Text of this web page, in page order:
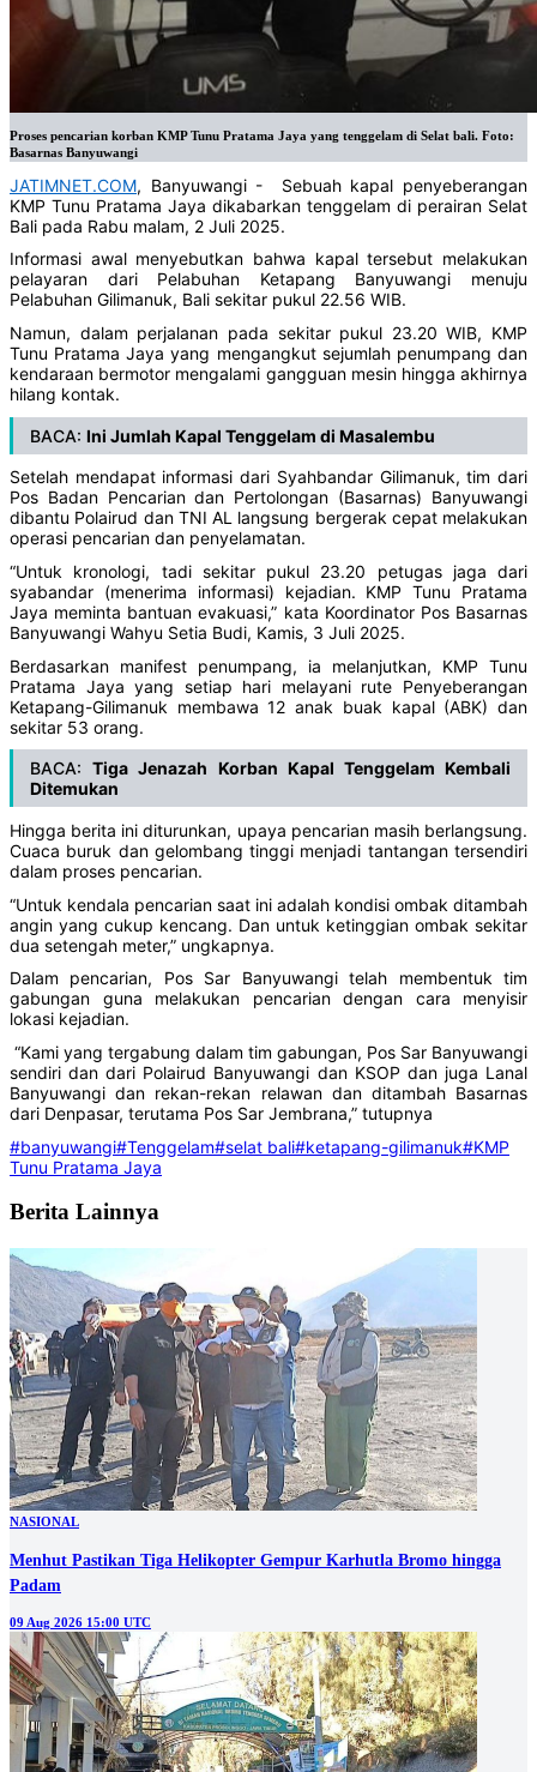
Proses pencarian korban KMP Tunu Pratama Jaya yang tenggelam di Selat bali. Foto:
Basarnas Banyuwangi
JATIMNET.COM, Banyuwangi - Sebuah kapal penyeberangan
KMP Tunu Pratama Jaya dikabarkan tenggelam di perairan Selat
Bali pada Rabu malam, 2 Juli 2025.
Informasi awal menyebutkan bahwa kapal tersebut melakukan
pelayaran dari Pelabuhan Ketapang Banyuwangi menuju
Pelabuhan Gilimanuk, Bali sekitar pukul 22.56 WIB.
Namun, dalam perjalanan pada sekitar pukul 23.20 WIB, KMP
Tunu Pratama Jaya yang mengangkut sejumlah penumpang dan
kendaraan bermotor mengalami gangguan mesin hingga akhirnya
hilang kontak.
BACA: Ini Jumlah Kapal Tenggelam di Masalembu
Setelah mendapat informasi dari Syahbandar Gilimanuk, tim dari
Pos Badan Pencarian dan Pertolongan (Basarnas) Banyuwangi
dibantu Polairud dan TNI AL langsung bergerak cepat melakukan
operasi pencarian dan penyelamatan.
“Untuk kronologi, tadi sekitar pukul 23.20 petugas jaga dari
syabandar (menerima informasi) kejadian. KMP Tunu Pratama
Jaya meminta bantuan evakuasi,” kata Koordinator Pos Basarnas
Banyuwangi Wahyu Setia Budi, Kamis, 3 Juli 2025.
Berdasarkan manifest penumpang, ia melanjutkan, KMP Tunu
Pratama Jaya yang setiap hari melayani rute Penyeberangan
Ketapang-Gilimanuk membawa 12 anak buak kapal (ABK) dan
sekitar 53 orang.
BACA:Tiga Jenazah Korban Kapal Tenggelam Kembali
Ditemukan
Hingga berita ini diturunkan, upaya pencarian masih berlangsung.
Cuaca buruk dan gelombang tinggi menjadi tantangan tersendiri
dalam proses pencarian.
“Untuk kendala pencarian saat ini adalah kondisi ombak ditambah
angin yang cukup kencang. Dan untuk ketinggian ombak sekitar
dua setengah meter,” ungkapnya.
Dalam pencarian, Pos Sar Banyuwangi telah membentuk tim
gabungan guna melakukan pencarian dengan cara menyisir
lokasi kejadian.
“Kami yang tergabung dalam tim gabungan, Pos Sar Banyuwangi
sendiri dan dari Polairud Banyuwangi dan KSOP dan juga Lanal
Banyuwangi dan rekan-rekan relawan dan ditambah Basarnas
dari Denpasar, terutama Pos Sar Jembrana,” tutupnya
#banyuwangi#Tenggelam#selat bali#ketapang-gilimanuk#KMP
Tunu Pratama Jaya
Berita Lainnya
NASIONAL
Menhut Pastikan Tiga Helikopter Gempur Karhutla Bromo hingga
Padam
09 Aug 2026 15:00 UTC